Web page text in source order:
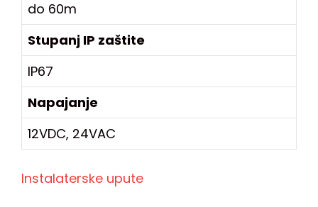
do 60m
Stupanj IP zaštite
IP67
Napajanje
12VDC, 24VAC
Instalaterske upute